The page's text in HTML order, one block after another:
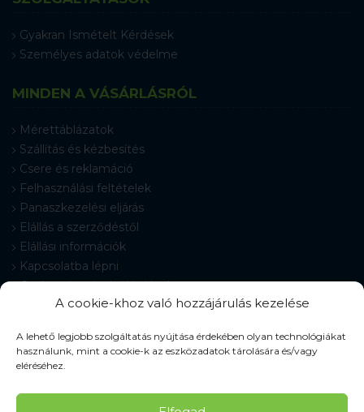
A cookie-khoz való hozzájárulás kezelése
A lehető legjobb szolgáltatás nyújtása érdekében olyan technológiákat
használunk, mint a cookie-k az eszközadatok tárolására és/vagy
eléréséhez.
Gyakran Ismételt Kérdések
Személyes adatok védelme
MINDEN A VÁSÁRLÁSRÓL
Mérettáblázatok
Szállítás és kézbesítés
Csere és reklamáció
Felhasználási feltételek
Panaszkezelési eljárás
Elállás a szerződéstől
Elállási információk
Kapcsolatba lépni
Gyakran Ismételt Kérdések
Cookie-beállítások